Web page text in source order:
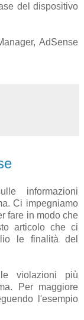
del dispositivo
AdSense
informazioni
Ci impegniamo
fare in modo che
articolo che ci
le finalità del
violazioni più
Per maggiore
l'esempio